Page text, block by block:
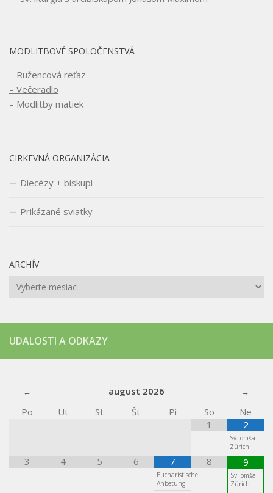
MODLITBOVÉ SPOLOČENSTVÁ
– Ružencová reťaz
– Večeradlo
– Modlitby matiek
CIRKEVNÁ ORGANIZÁCIA
Diecézy + biskupi
Prikázané sviatky
ARCHÍV
Archív
UDALOSTI A ODKAZY
august 2026
Po
Ut St Št Pi So
Ne
1
2
Sv. omša -
Zürich
3 4 5 6 7
Eucharistische
Anbetung
8 9
Sv. omša
Zürich